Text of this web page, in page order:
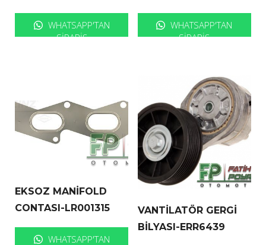
WHATSAPP'TAN
SIPARIŞ
WHATSAPP'TAN
SIPARIŞ
EKSOZ MANİFOLD
CONTASI-LR001315
WHATSAPP'TAN
VANTİLATÖR GERGİ
BİLYASI-ERR6439